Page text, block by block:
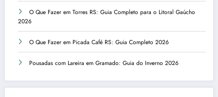
O Que Fazer em Torres RS: Guia Completo para o Litoral Gaúcho
2026
O Que Fazer em Picada Café RS: Guia Completo 2026
Pousadas com Lareira em Gramado: Guia do Inverno 2026